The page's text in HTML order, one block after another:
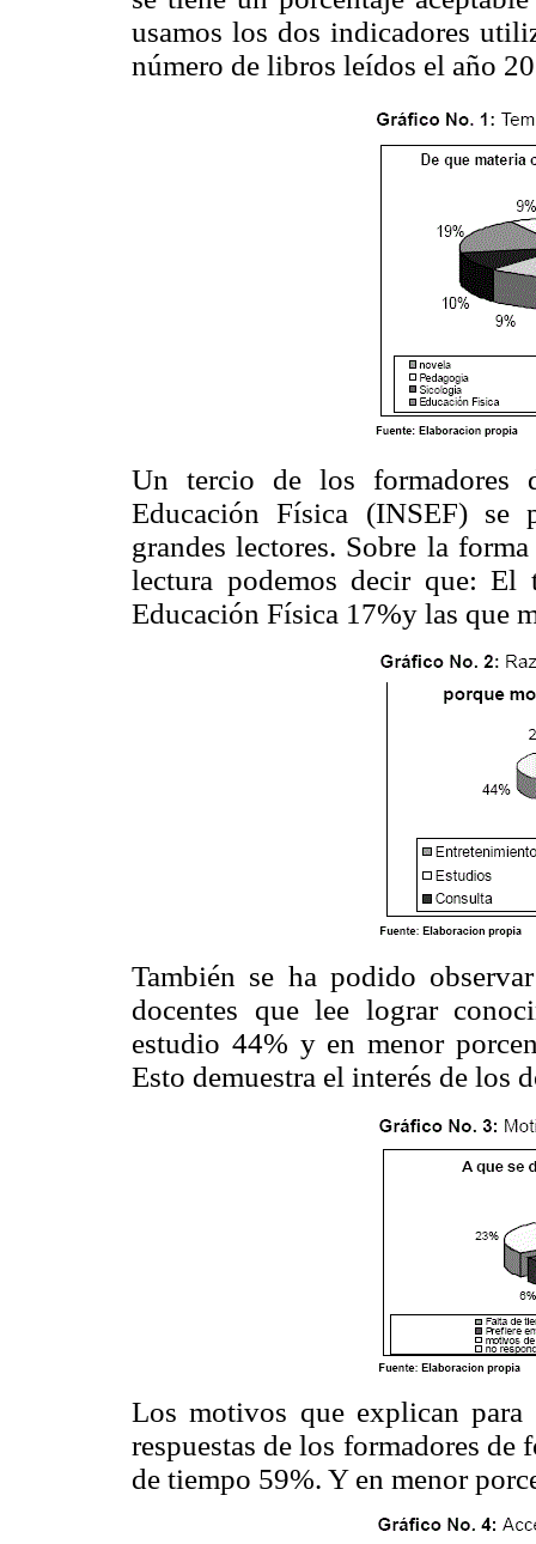
usamos los dos indicadores
número de libros leídos el año
Un tercio de los formadores
Educación Física (INSEF) se
grandes lectores. Sobre la
lectura podemos decir que: El
Educación Física 17%y las que
También se ha podido
docentes que lee lograr
estudio 44% y en menor
Esto demuestra el interés de los
Los motivos que explican
respuestas de los formadores de
de tiempo 59%. Y en menor